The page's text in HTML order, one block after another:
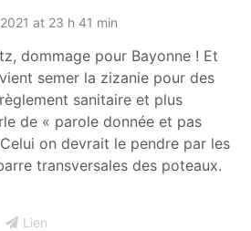
at 23 h 41 min
dommage pour Bayonne ! Et
semer la zizanie pour des
sanitaire et plus
de « parole donnée et pas
on devrait le pendre par les
transversales des poteaux.
Lien